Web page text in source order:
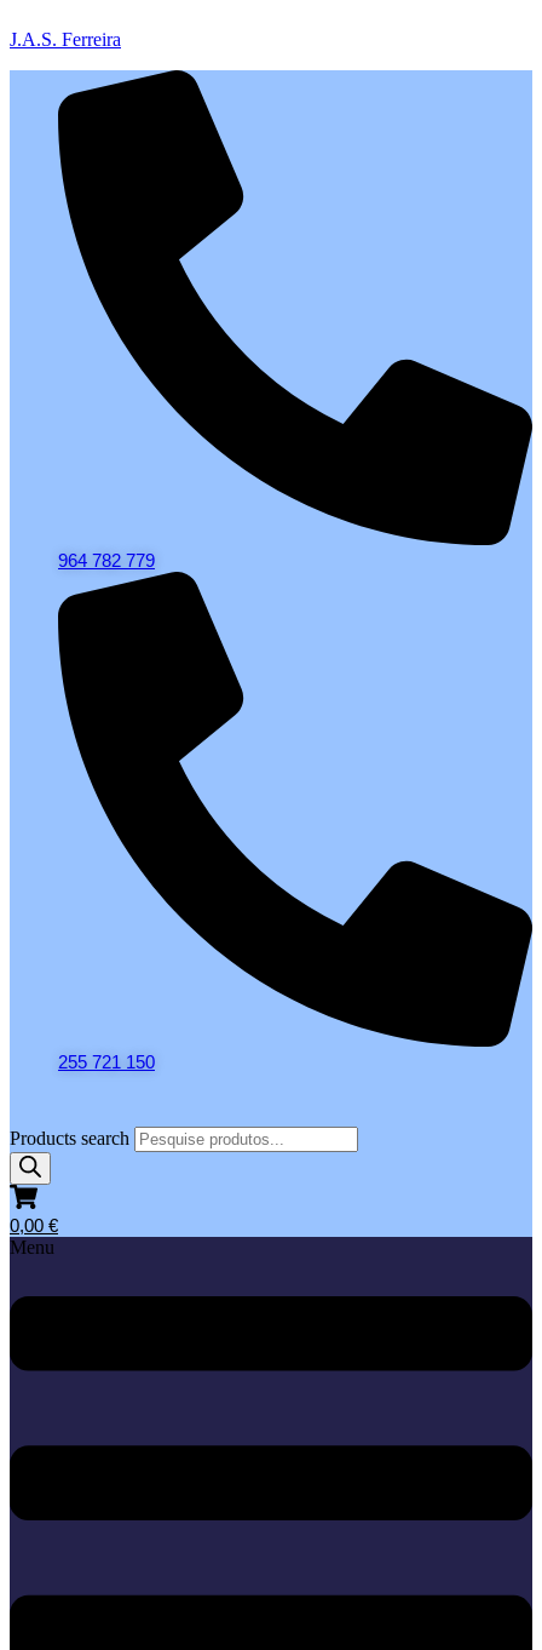
J.A.S. Ferreira
964 782 779
255 721 150
Products search
0,00 €
Menu